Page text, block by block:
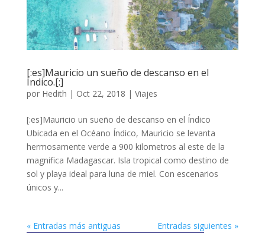
[:es]Mauricio un sueño de descanso en el
Índico.[:]
por Hedith | Oct 22, 2018 | Viajes
[:es]Mauricio un sueño de descanso en el Índico
Ubicada en el Océano Índico, Mauricio se levanta
hermosamente verde a 900 kilometros al este de la
magnifica Madagascar. Isla tropical como destino de
sol y playa ideal para luna de miel. Con escenarios
únicos y...
« Entradas más antiguas Entradas siguientes »